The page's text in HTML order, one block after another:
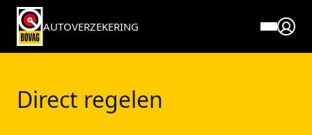
AUTOVERZEKERING
Premie berekenen Autoverzekering
Voor autobedrijven
Direct regelen